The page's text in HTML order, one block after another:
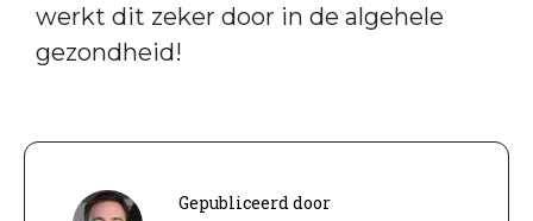
werkt dit zeker door in de algehele
gezondheid!
Gepubliceerd door